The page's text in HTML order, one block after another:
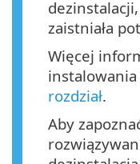
zaistniała
Więcej
rozdział.
Aby